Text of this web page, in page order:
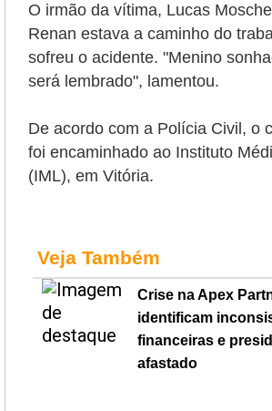
O irmão da vítima, Lucas
Renan estava a caminho do
sofreu o acidente. "Menino
será lembrado", lamentou.
De acordo com a Polícia Civil, o
foi encaminhado ao Instituto
(IML), em Vitória.
Veja Também
Crise na Apex
identificam
financeiras e
afastado